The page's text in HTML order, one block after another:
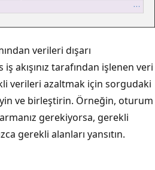
verileri dışarı
iş akışınız tarafından işlenen veri
verileri azaltmak için sorgudaki
ve birleştirin. Örneğin, oturum
gerekiyorsa, gerekli
gerekli alanları yansıtın.